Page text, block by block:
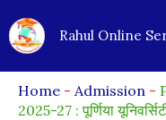
to
Rahul Online
Home - Admission -
2025-27 : पूर्णिया